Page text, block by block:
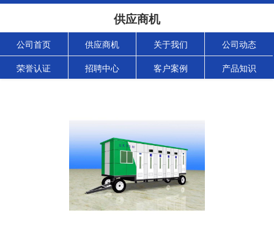
供应商机
公司首页 供应商机 关于我们 公司动态
荣誉认证 招聘中心 客户案例 产品知识